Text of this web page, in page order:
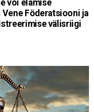
või elamise
Föderatsiooni ja
välisriigi